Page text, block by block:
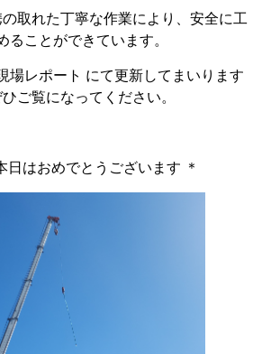
取れた丁寧な作業により、安全に工
ることができています。
場レポート にて更新してまいります
ご覧になってください。
日はおめでとうございます ＊